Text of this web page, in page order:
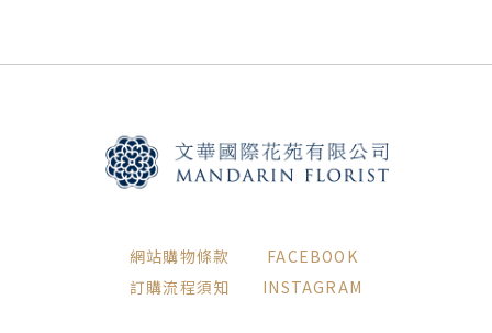
網站購物條款
訂購流程須知
FACEBOOK
INSTAGRAM